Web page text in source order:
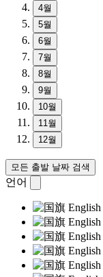
4월
5월
6월
7월
8월
9월
10월
11월
12월
모든 출발 날짜 검색
언어